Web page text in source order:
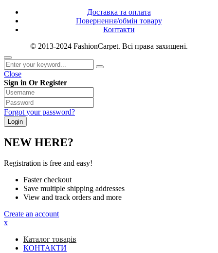
Доставка та оплата
Повернення/обмін товару
Контакти
© 2013-2024 FashionCarpet. Всі права захищені.
Close
Sign in Or Register
Forgot your password?
NEW HERE?
Registration is free and easy!
Faster checkout
Save multiple shipping addresses
View and track orders and more
Create an account
x
Каталог товарів
КОНТАКТИ